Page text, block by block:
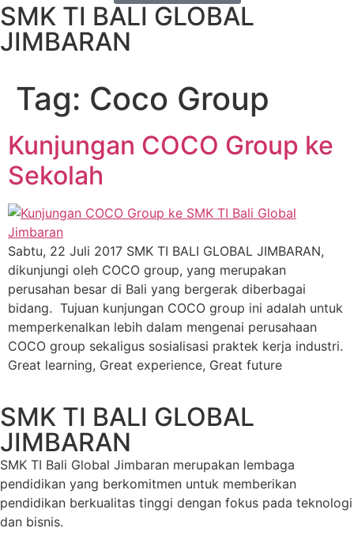
SMK TI BALI GLOBAL
JIMBARAN
Tag: Coco Group
Kunjungan COCO Group ke
Sekolah
Sabtu, 22 Juli 2017 SMK TI BALI GLOBAL JIMBARAN,
dikunjungi oleh COCO group, yang merupakan
perusahan besar di Bali yang bergerak diberbagai
bidang. Tujuan kunjungan COCO group ini adalah untuk
memperkenalkan lebih dalam mengenai perusahaan
COCO group sekaligus sosialisasi praktek kerja industri.
Great learning, Great experience, Great future
SMK TI BALI GLOBAL
JIMBARAN
SMK TI Bali Global Jimbaran merupakan lembaga
pendidikan yang berkomitmen untuk memberikan
pendidikan berkualitas tinggi dengan fokus pada teknologi
dan bisnis.